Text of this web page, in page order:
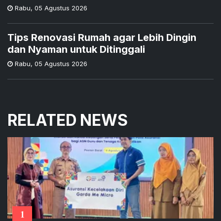
Rabu, 05 Agustus 2026
Tips Renovasi Rumah agar Lebih Dingin
dan Nyaman untuk Ditinggali
Rabu, 05 Agustus 2026
RELATED NEWS
1